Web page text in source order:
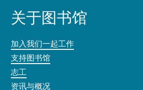
关于图书馆
加入我们一起工作
支持图书馆
志工
资讯与概况